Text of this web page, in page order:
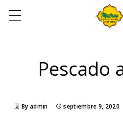
Pescado
By admin septiembre 9, 2020